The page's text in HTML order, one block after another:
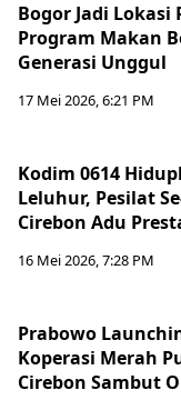
Bogor Jadi Lokasi
Program Makan
Generasi Unggul
17 Mei 2026, 6:21 PM
Kodim 0614
Leluhur, Pesilat
Cirebon Adu
16 Mei 2026, 7:28 PM
Prabowo
Koperasi Merah
Cirebon Sambut